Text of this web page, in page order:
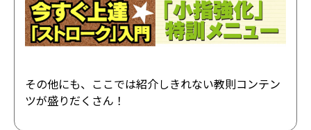
その他にも、ここでは紹介しきれない教則コンテン
ツが盛りだくさん！